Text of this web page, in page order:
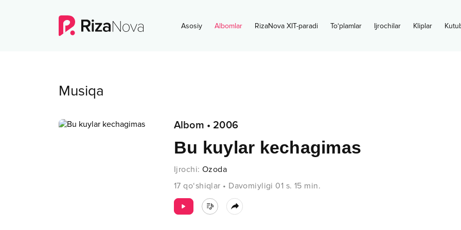
Asosiy Albomlar RizaNova XIT-paradi To‘plamlar Ijrochilar Kliplar
Musiqa
Albom • 2006
Bu kuylar kechagimas
Ijrochi: Ozoda
17 qo‘shiqlar • Davomiyligi 01 s. 15 min.